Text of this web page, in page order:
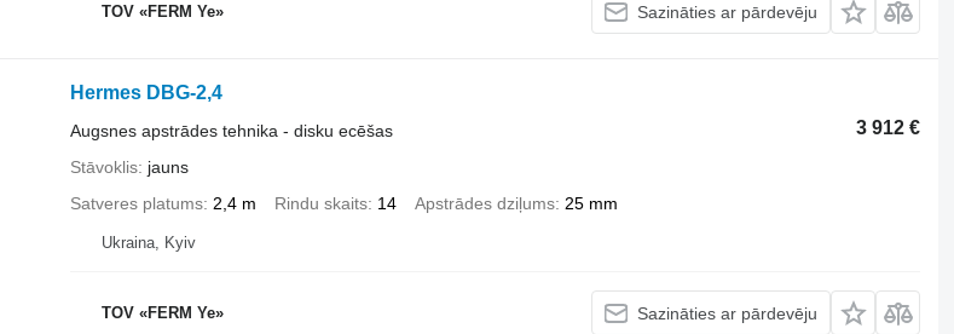
TOV «FERM Ye» Sazināties ar pārdevēju
Hermes DBG-2,4
3 912 €
Augsnes apstrādes tehnika - disku ecēšas
Stāvoklis jauns
Satveres platums 2,4 m Rindu skaits 14 Apstrādes dziļums 25 mm
Ukraina, Kyiv
TOV «FERM Ye» Sazināties ar pārdevēju